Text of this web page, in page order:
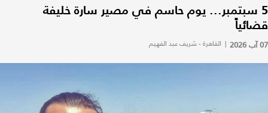
5 سبتمبر... يوم حاسم في مصير سارة خليفة
قضائياً
07 آب 2026 | القاهرة - شريف عبد الفهيم